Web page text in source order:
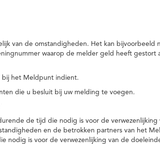
van de omstandigheden. Het kan bijvoorbeeld
waarop de melder geld heeft gestort
bij het Meldpunt indient.
die u besluit bij uw melding te voegen.
de tijd die nodig is voor de verwezenlijking
en de betrokken partners van het
nodig is voor de verwezenlijking van de